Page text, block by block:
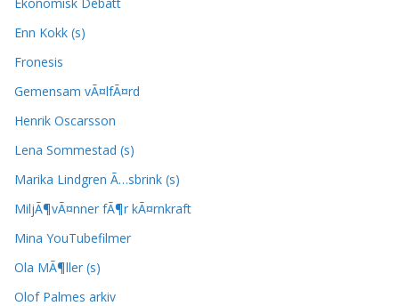
Enn Kokk (s)
Fronesis
Gemensam vÃ¤lfÃ¤rd
Henrik Oscarsson
Lena Sommestad (s)
Marika Lindgren Ã…sbrink (s)
MiljÃ¶vÃ¤nner fÃ¶r kÃ¤rnkraft
Mina YouTubefilmer
Ola MÃ¶ller (s)
Olof Palmes arkiv